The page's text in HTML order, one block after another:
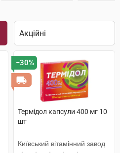
−30%
Термідол капсули 400 мг 10
шт
Київський вітамінний завод